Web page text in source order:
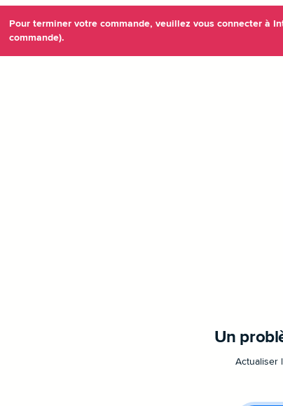
Pour terminer votre commande, veuillez vous connecter à
commande).
Un
Actualiser